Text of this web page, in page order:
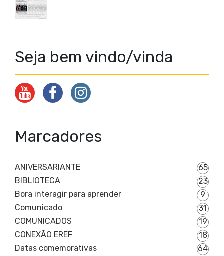
Seja bem vindo/vinda
Marcadores
ANIVERSARIANTE
65
BIBLIOTECA
23
Bora interagir para aprender
9
Comunicado
31
COMUNICADOS
19
CONEXÃO EREF
18
Datas comemorativas
64